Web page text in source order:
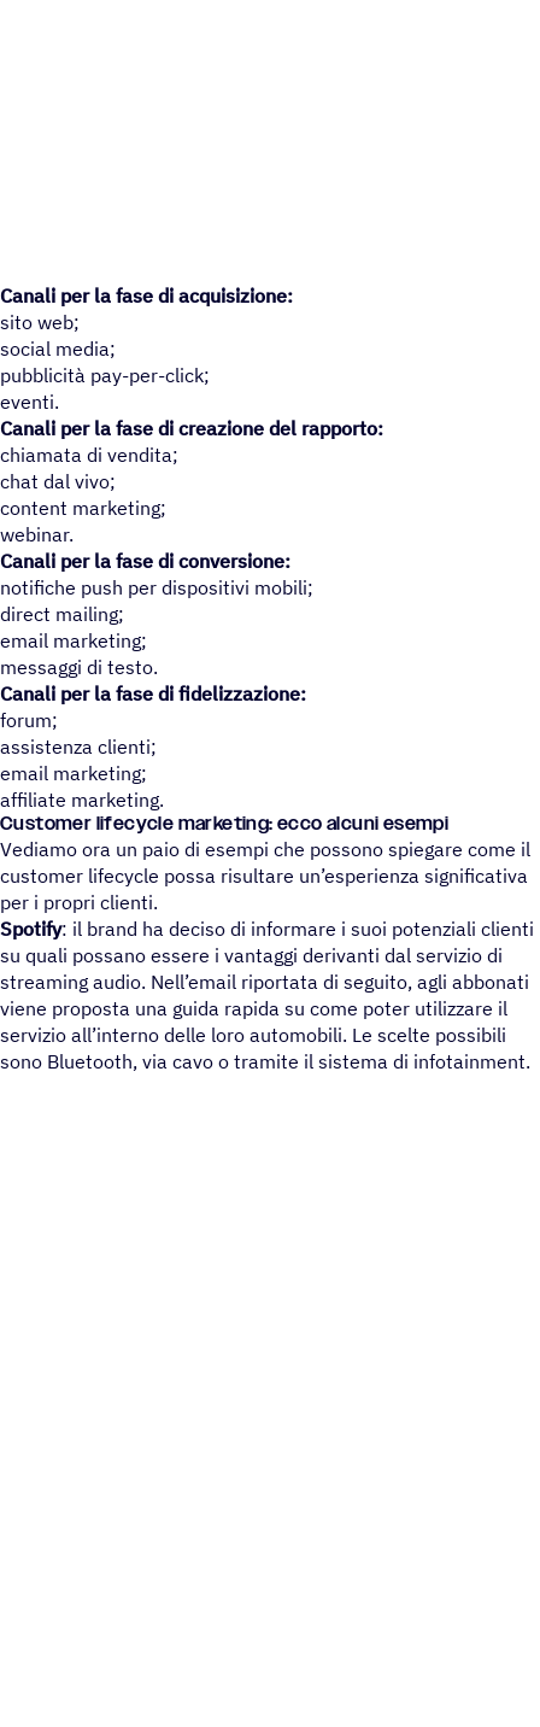
Canali per la fase di acquisizione:
sito web;
social media;
pubblicità pay-per-click;
eventi.
Canali per la fase di creazione del rapporto:
chiamata di vendita;
chat dal vivo;
content marketing;
webinar.
Canali per la fase di conversione:
notifiche push per dispositivi mobili;
direct mailing;
email marketing;
messaggi di testo.
Canali per la fase di fidelizzazione:
forum;
assistenza clienti;
email marketing;
affiliate marketing.
Customer lifecycle marketing: ecco alcuni esempi
Vediamo ora un paio di esempi che possono spiegare come il
customer lifecycle possa risultare un’esperienza significativa
per i propri clienti.
Spotify: il brand ha deciso di informare i suoi potenziali clienti
su quali possano essere i vantaggi derivanti dal servizio di
streaming audio. Nell’email riportata di seguito, agli abbonati
viene proposta una guida rapida su come poter utilizzare il
servizio all’interno delle loro automobili. Le scelte possibili
sono Bluetooth, via cavo o tramite il sistema di infotainment.